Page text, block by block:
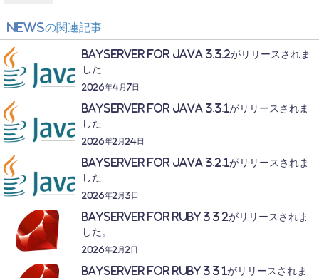
Newsの関連記事
BayServer for Java 3.3.2がリリースされま
した
2026年4月7日
BayServer for Java 3.3.1がリリースされま
した
2026年2月24日
BayServer for Java 3.2.1がリリースされま
した
2026年2月3日
BayServer for Ruby 3.3.2がリリースされま
した。
2026年2月2日
BayServer for Ruby 3.3.1がリリースされま